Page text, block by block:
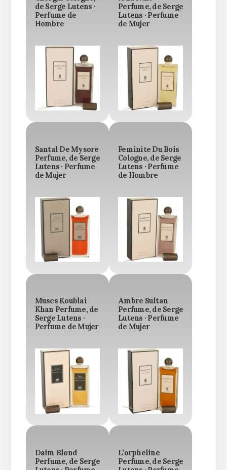
de Serge Lutens ·
Perfume de
Hombre
Perfume, de Serge
Lutens · Perfume
de Mujer
Santal De Mysore
Perfume, de Serge
Lutens · Perfume
de Mujer
Feminite Du Bois
Cologne, de Serge
Lutens · Perfume
de Hombre
Muscs Koublai
Khan Perfume, de
Serge Lutens ·
Perfume de Mujer
Ambre Sultan
Perfume, de Serge
Lutens · Perfume
de Mujer
Daim Blond
Perfume, de Serge
L’orpheline
Perfume, de Serge